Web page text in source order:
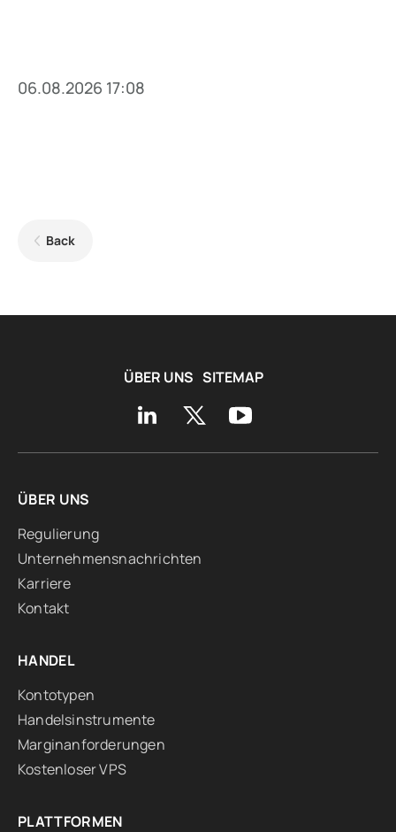
06.08.2026 17:08
Back
ÜBER UNS SITEMAP
ÜBER UNS
Regulierung
Unternehmensnachrichten
Karriere
Kontakt
HANDEL
Kontotypen
Handelsinstrumente
Marginanforderungen
Kostenloser VPS
PLATTFORMEN